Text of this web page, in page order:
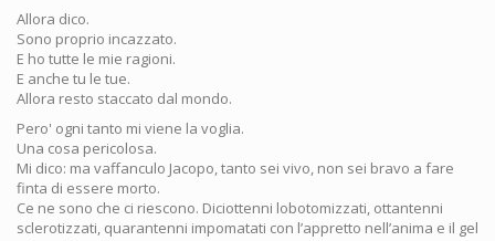
Allora dico.
Sono proprio incazzato.
E ho tutte le mie ragioni.
E anche tu le tue.
Allora resto staccato dal mondo.
Pero' ogni tanto mi viene la voglia.
Una cosa pericolosa.
Mi dico: ma vaffanculo Jacopo, tanto sei vivo, non sei bravo a fare
finta di essere morto.
Ce ne sono che ci riescono. Diciottenni lobotomizzati, ottantenni
sclerotizzati, quarantenni impomatati con l’appretto nell’anima e il gel